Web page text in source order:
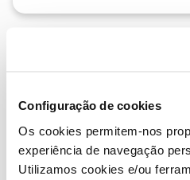
Configuração de cookies
Os cookies permitem-nos
experiência de navegação
Utilizamos cookies e/ou
Descubra as novidades